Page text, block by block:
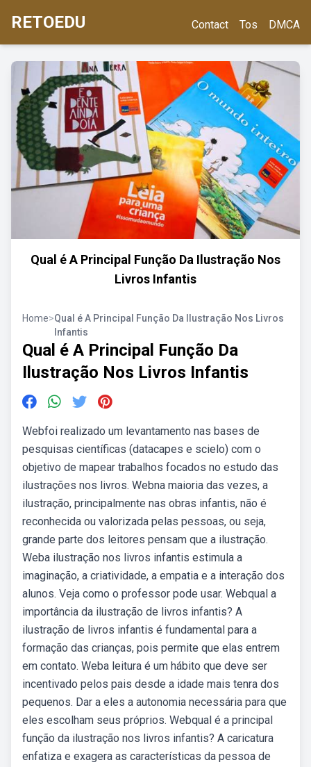
RETOEDU Contact Tos DMCA
Qual é A Principal Função Da Ilustração Nos
Livros Infantis
Home>Qual é A Principal Função Da Ilustração Nos Livros
Infantis
Qual é A Principal Função Da
Ilustração Nos Livros Infantis
Webfoi realizado um levantamento nas bases de
pesquisas científicas (datacapes e scielo) com o
objetivo de mapear trabalhos focados no estudo das
ilustrações nos livros. Webna maioria das vezes, a
ilustração, principalmente nas obras infantis, não é
reconhecida ou valorizada pelas pessoas, ou seja,
grande parte dos leitores pensam que a ilustração.
Weba ilustração nos livros infantis estimula a
imaginação, a criatividade, a empatia e a interação dos
alunos. Veja como o professor pode usar. Webqual a
importância da ilustração de livros infantis? A
ilustração de livros infantis é fundamental para a
formação das crianças, pois permite que elas entrem
em contato. Weba leitura é um hábito que deve ser
incentivado pelos pais desde a idade mais tenra dos
pequenos. Dar a eles a autonomia necessária para que
eles escolham seus próprios. Webqual é a principal
função da ilustração nos livros infantis? A caricatura
enfatiza e exagera as características da pessoa de